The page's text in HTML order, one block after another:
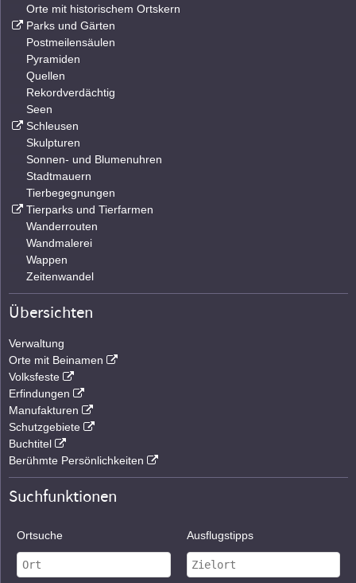
Orte mit historischem Ortskern
Parks und Gärten
Postmeilensäulen
Pyramiden
Quellen
Rekordverdächtig
Seen
Schleusen
Skulpturen
Sonnen- und Blumenuhren
Stadtmauern
Tierbegegnungen
Tierparks und Tierfarmen
Wanderrouten
Wandmalerei
Wappen
Zeitenwandel
Übersichten
Verwaltung
Orte mit Beinamen
Volksfeste
Erfindungen
Manufakturen
Schutzgebiete
Buchtitel
Berühmte Persönlichkeiten
Suchfunktionen
Ortsuche Ausflugstipps